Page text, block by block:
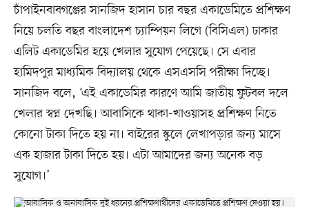
চাঁপাইনবাবগঞ্জের সানজিদ হাসান চার বছর একাডেমিতে প্রশিক্ষণ
নিয়ে চলতি বছর বাংলাদেশ চ্যাম্পিয়ন লিগে (বিসিএল) ঢাকার
এলিট একাডেমির হয়ে খেলার সুযোগ পেয়েছে। সে এবার
হামিদপুর মাধ্যমিক বিদ্যালয় থেকে এসএসসি পরীক্ষা দিচ্ছে।
সানজিদ বলে, ‘এই একাডেমির কারণে আমি জাতীয় ফুটবল দলে
খেলার স্বপ্ন দেখছি। আবাসিকে থাকা-খাওয়াসহ প্রশিক্ষণ নিতে
কোনো টাকা দিতে হয় না। বাইরের স্কুলে লেখাপড়ার জন্য মাসে
এক হাজার টাকা দিতে হয়। এটা আমাদের জন্য অনেক বড়
সুযোগ।’